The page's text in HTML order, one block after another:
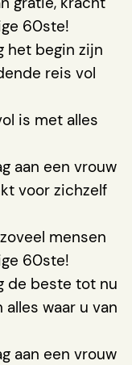
60ste!
het begin zijn
reis vol
is met alles
aan een vrouw
voor zichzelf
mensen
60ste!
de beste tot nu
waar u van
aan een vrouw